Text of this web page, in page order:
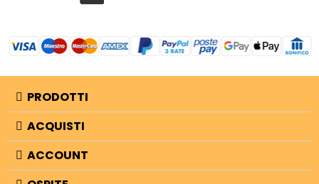
PRODOTTI
ACQUISTI
ACCOUNT